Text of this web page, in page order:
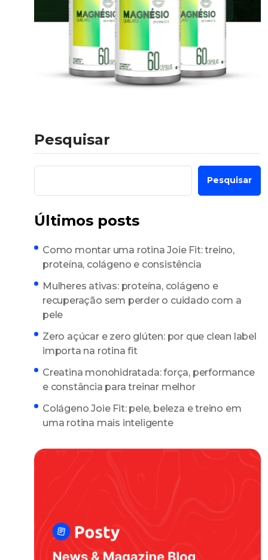
Pesquisar
Pesquisar
Últimos posts
Como montar uma rotina Joie Fit: treino,
proteína, colágeno e consistência
Mulheres ativas: proteína, colágeno e
recuperação sem perder o cuidado com a
pele
Zero açúcar e zero glúten: por que clean label
importa na rotina fit
Creatina monohidratada: força, performance
e constância para treinar melhor
Colágeno Joie Fit: pele, beleza e treino em
uma rotina mais inteligente